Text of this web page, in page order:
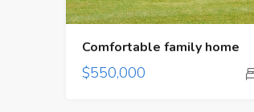
Comfortable family home
$550,000